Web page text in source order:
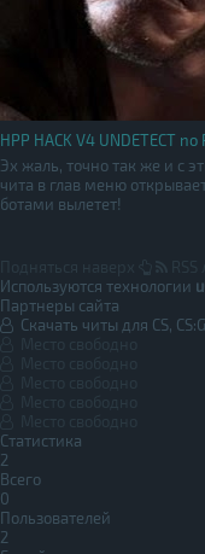
HPP HACK V4 UNDETECT
Эх жаль, точно так же и с
чита в глав меню
ботами вылетет!
Используются технологии
Партнеры сайта
Скачать читы для CS,
Статистика
2
Всего
0
Пользователей
2